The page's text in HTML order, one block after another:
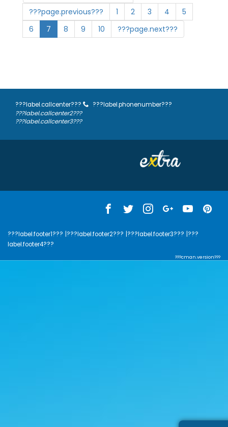
???page.previous???
1 2 3 4
5
6
7 8 9 10 ???page.next???
???label.callcenter???
???label.phonenumber???
???label.callcenter2???
???label.callcenter3???
???label.footer1??? |???label.footer2??? |???label.footer3??? |???
label.footer4???
???cman.version???